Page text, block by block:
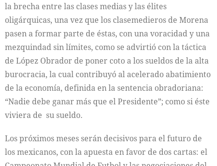
la brecha entre las clases medias y las élites
oligárquicas, una vez que los clasemedieros de Morena
pasen a formar parte de éstas, con una voracidad y una
mezquindad sin límites, como se advirtió con la táctica
de López Obrador de poner coto a los sueldos de la alta
burocracia, la cual contribuyó al acelerado abatimiento
de la economía, definida en la sentencia obradoriana:
“Nadie debe ganar más que el Presidente”; como si éste
viviera de su sueldo.
Los próximos meses serán decisivos para el futuro de
los mexicanos, con la apuesta en favor de dos cartas: el